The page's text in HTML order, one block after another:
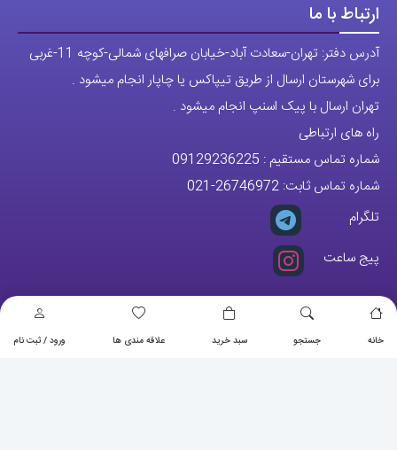
خانه جستجو سبد خرید علاقه مندی ها ورود / ثبت نام
ارتباط با ما
آدرس دفتر: تهران-سعادت آباد-خیابان صرافهای شمالی-کوچه 11-غربی
برای شهرستان ارسال از طریق تیپاکس یا چاپار انجام میشود .
تهران ارسال با پیک اسنپ انجام میشود .
راه های ارتباطی
شماره تماس مستقیم : 09129236225
شماره تماس ثابت: 26746972
-021
تلگرام
پیج ساعت
مجوزها